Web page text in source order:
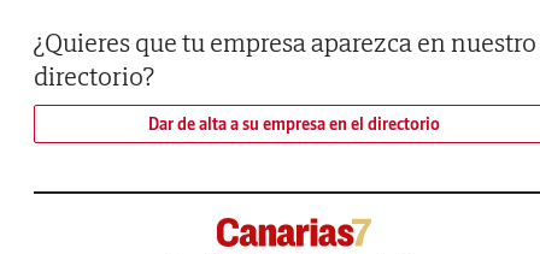
¿Quieres que tu empresa aparezca en nuestro
directorio?
Dar de alta a su empresa en el directorio